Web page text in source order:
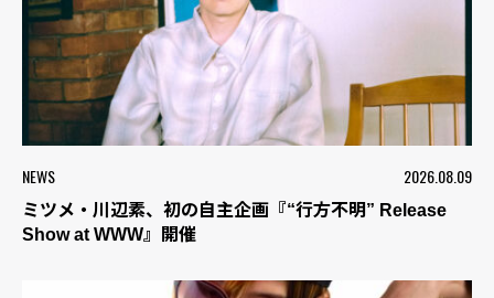
NEWS 2026.08.09
ミツメ・川辺素、初の自主企画『“行方不明” Release
Show at WWW』開催